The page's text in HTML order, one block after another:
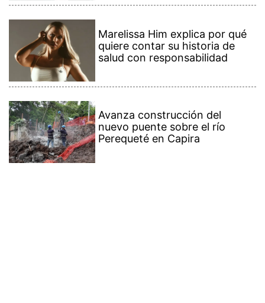
Marelissa Him explica por qué
quiere contar su historia de
salud con responsabilidad
Avanza construcción del
nuevo puente sobre el río
Perequeté en Capira